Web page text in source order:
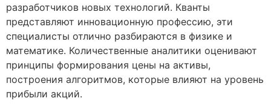
разработчиков новых технологий. Кванты
представляют инновационную профессию, эти
специалисты отлично разбираются в физике и
математике. Количественные аналитики оценивают
принципы формирования цены на активы,
построения алгоритмов, которые влияют на уровень
прибыли акций.